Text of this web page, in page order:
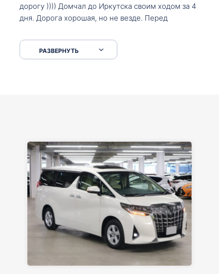
дорогу )))) Домчал до Иркутска своим ходом за 4
дня. Дорога хорошая, но не везде. Перед
серпантинах по пути следования.
РАЗВЕРНУТЬ